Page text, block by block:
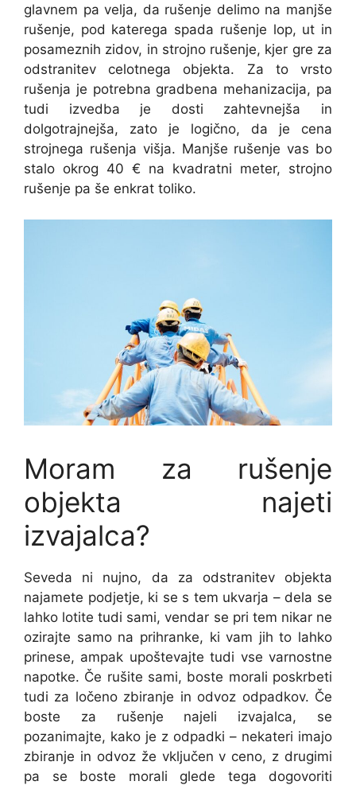
glavnem pa velja, da rušenje delimo na manjše
rušenje, pod katerega spada rušenje lop, ut in
posameznih zidov, in strojno rušenje, kjer gre za
odstranitev celotnega objekta. Za to vrsto
rušenja je potrebna gradbena mehanizacija, pa
tudi izvedba je dosti zahtevnejša in
dolgotrajnejša, zato je logično, da je cena
strojnega rušenja višja. Manjše rušenje vas bo
stalo okrog 40 € na kvadratni meter, strojno
rušenje pa še enkrat toliko.
Moram za rušenje
objekta najeti
izvajalca?
Seveda ni nujno, da za odstranitev objekta
najamete podjetje, ki se s tem ukvarja – dela se
lahko lotite tudi sami, vendar se pri tem nikar ne
ozirajte samo na prihranke, ki vam jih to lahko
prinese, ampak upoštevajte tudi vse varnostne
napotke. Če rušite sami, boste morali poskrbeti
tudi za ločeno zbiranje in odvoz odpadkov. Če
boste za rušenje najeli izvajalca, se
pozanimajte, kako je z odpadki – nekateri imajo
zbiranje in odvoz že vključen v ceno, z drugimi
pa se boste morali glede tega dogovoriti